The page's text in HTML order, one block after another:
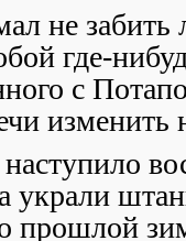
не забить
где-
с
изменить
украли
прошлой